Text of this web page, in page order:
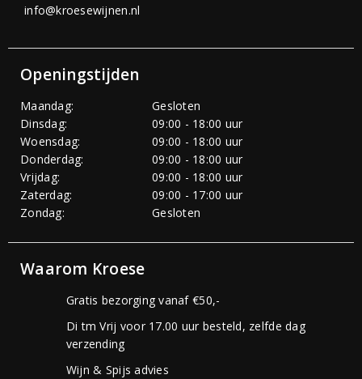
info@kroesewijnen.nl
Openingstijden
Maandag:
Gesloten
Dinsdag:
09:00 - 18:00 uur
Woensdag:
09:00 - 18:00 uur
Donderdag:
09:00 - 18:00 uur
Vrijdag:
09:00 - 18:00 uur
Zaterdag:
09:00 - 17:00 uur
Zondag:
Gesloten
Waarom Kroese
Gratis bezorging vanaf €50,-
Di tm Vrij voor 17.00 uur besteld, zelfde dag
verzending
Wijn & Spijs advies